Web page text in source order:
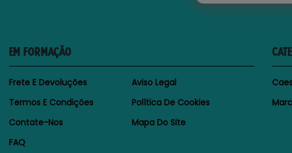
EM FORMAÇÃO
Frete E Devoluções
Aviso Legal
Termos E Condições
Política De Cookies
Contate-Nos
Mapa Do Site
FAQ